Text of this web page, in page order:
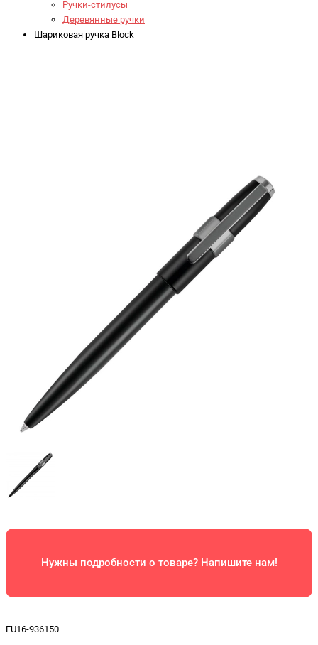
Ручки-стилусы
Деревянные ручки
Шариковая ручка Block
Нужны подробности о товаре? Напишите нам!
EU16-936150